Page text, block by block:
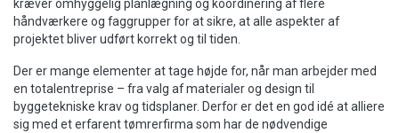
kræver omhyggelig planlægning og koordinering af flere
håndværkere og faggrupper for at sikre, at alle aspekter af
projektet bliver udført korrekt og til tiden.
Der er mange elementer at tage højde for, når man arbejder med
en totalentreprise – fra valg af materialer og design til
byggetekniske krav og tidsplaner. Derfor er det en god idé at alliere
sig med et erfarent tømrerfirma som har de nødvendige